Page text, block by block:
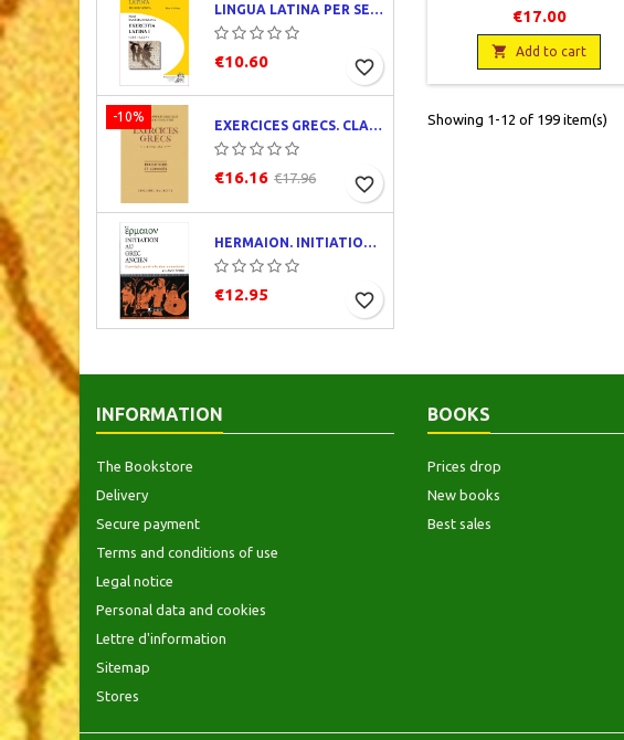
LINGUA LATINA PER SE ILLUSTRATA. EXERCITIA LATINA I
€10.60 favorite_border
-10%
EXERCICES GRECS. CLASSE DE QUATRIÈME. TRADUCTIONS ET CORRIGÉS
€16.16 €17.96 favorite_border
€12.95 favorite_border
1997, 15,5 x 22,5, 286 pages,
neuf.9782877062879
€17.00
 Add to cart
Showing 1-12 of 199 item(s)
INFORMATION
The Bookstore
Delivery
Secure payment
Terms and conditions of use
Legal notice
Personal data and cookies
Lettre d'information
Sitemap
Stores
BOOKS
Prices drop
New books
Best sales